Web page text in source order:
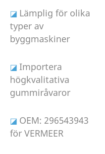
◪ Lämplig för olika
typer av
byggmaskiner
◪ Importera
högkvalitativa
gummiråvaror
◪ OEM: 296543943
för VERMEER